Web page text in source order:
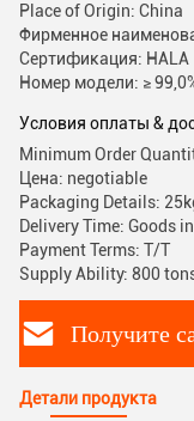
Place of Origin: China
Фирменное
Сертификация: HALA
Номер модели: ≥
Условия оплаты &
Minimum Order
Цена: negotiable
Packaging Details:
Delivery Time: Goods
Payment Terms: T/T
Supply Ability: 800
Получите
Детали продукта